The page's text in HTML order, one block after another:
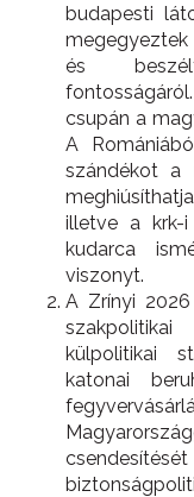
budapesti
és
csupán a
A
szándékot a
illetve a krk-i
kudarca
viszonyt.
A Zrínyi
külpolitikai
katonai